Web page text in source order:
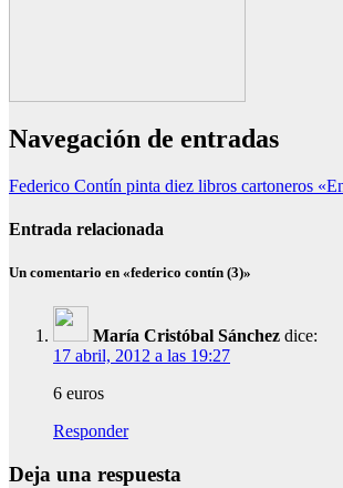
Navegación de entradas
Federico Contín pinta diez libros cartoneros
Entrada relacionada
Un comentario en «federico contín (3)»
María Cristóbal Sánchez dice:
17 abril, 2012 a las 19:27
6 euros
Responder
Deja una respuesta